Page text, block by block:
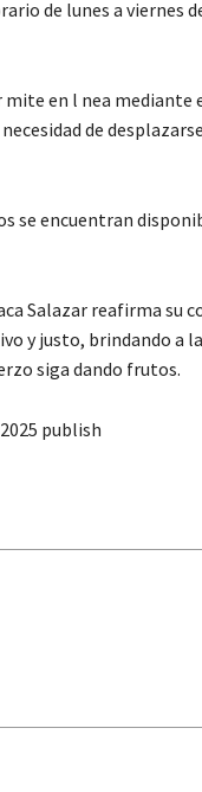
de lunes a viernes
mite en l nea
de
se encuentran
Salazar reafirma su
y justo, brindando a
siga dando frutos.
publish